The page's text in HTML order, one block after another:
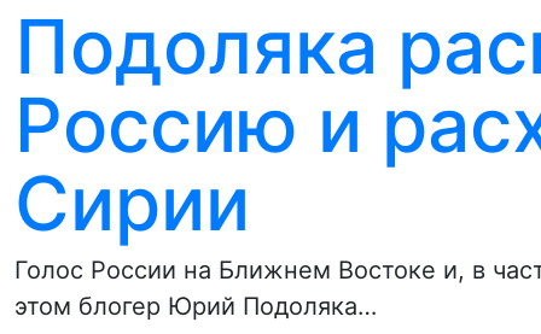
Подоляка
Россию и
Сирии
Голос России на Ближнем Востоке и, в
этом блогер Юрий Подоляка…